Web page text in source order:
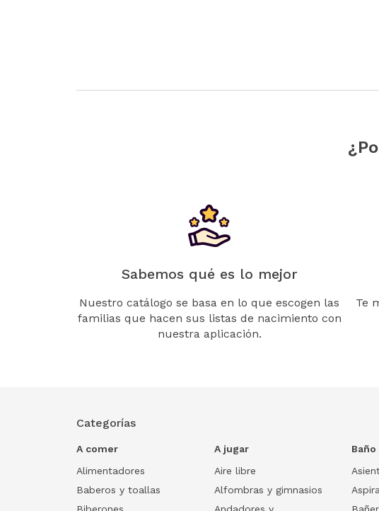
Sabemos qué es lo mejor
Nuestro catálogo se basa en lo que escogen las
familias que hacen sus listas de nacimiento con
nuestra aplicación.
Te
Categorías
A comer
Alimentadores
Baberos y toallas
Biberones
A jugar
Aire libre
Alfombras y gimnasios
Andadores y